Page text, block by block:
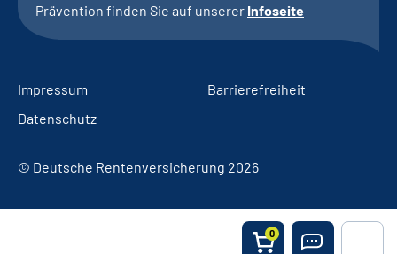
0
Prävention finden Sie auf unserer Infoseite
Impressum
Barrierefreiheit
Datenschutz
© Deutsche Rentenversicherung 2026